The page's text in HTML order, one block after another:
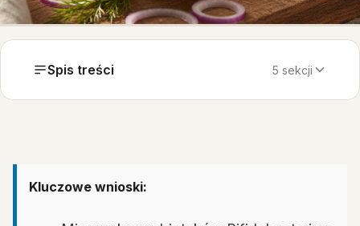
Spis treści 5 sekcji
Kluczowe wnioski: